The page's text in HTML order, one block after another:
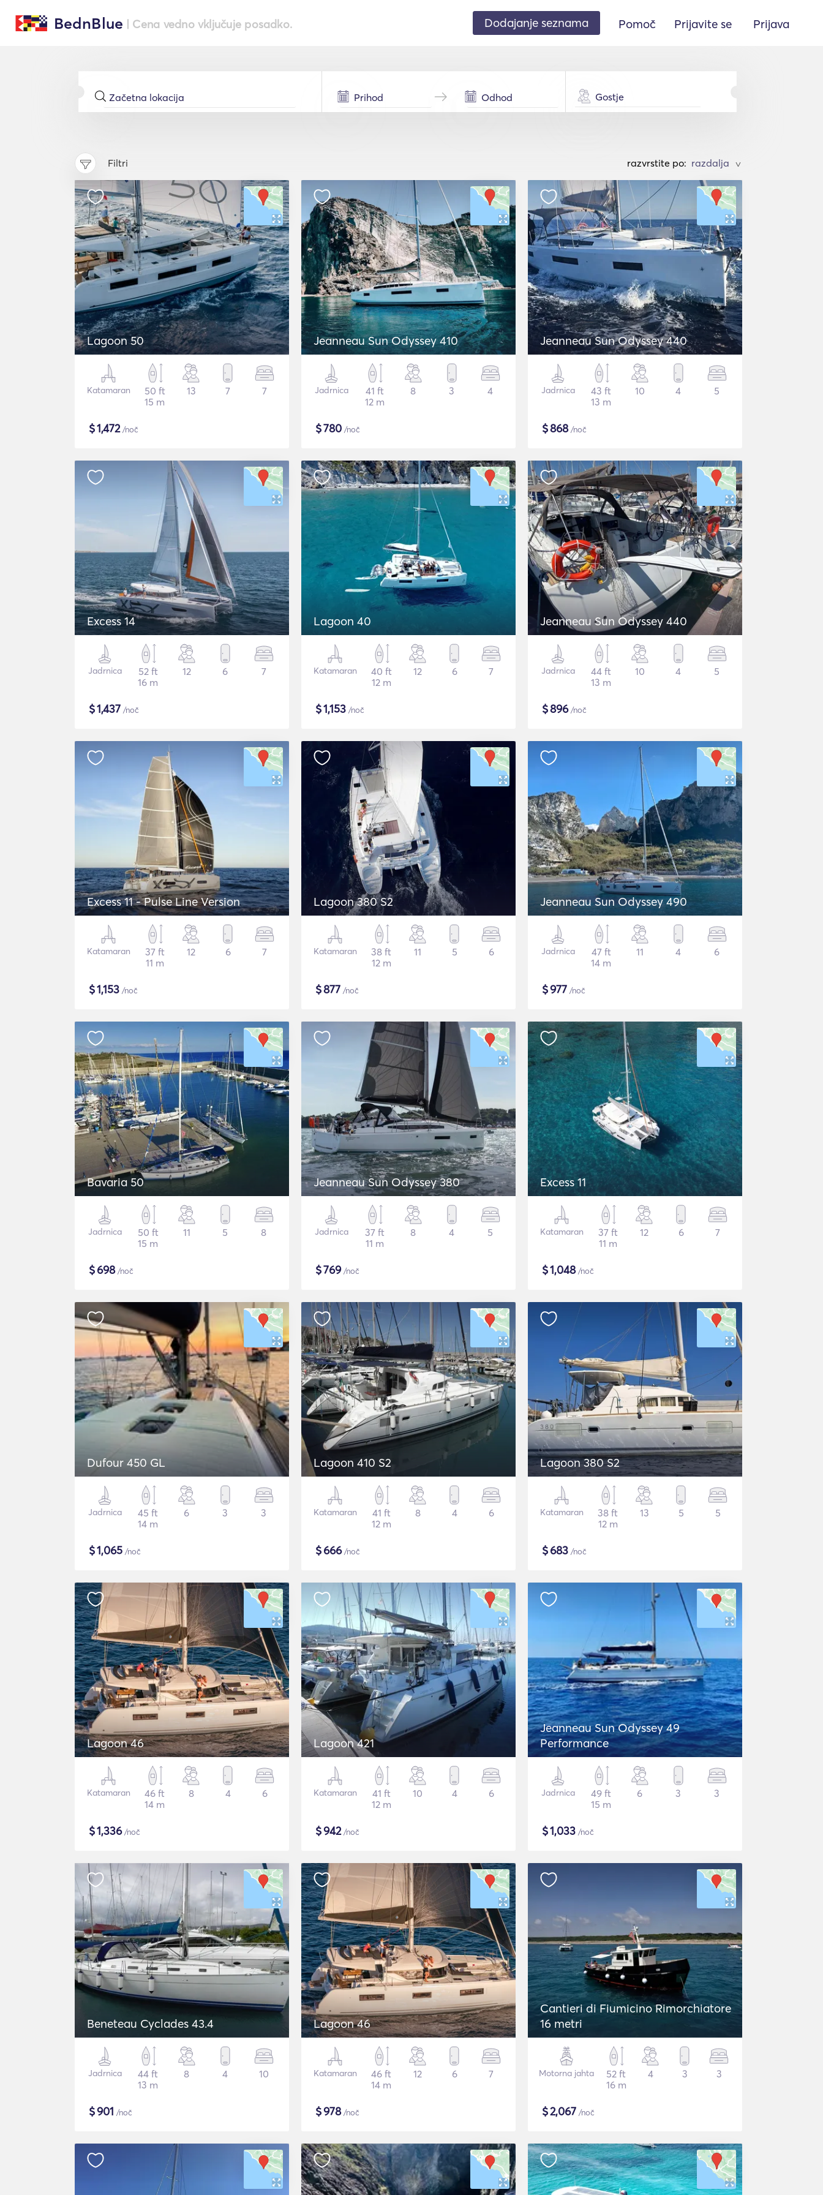
BednBlue | Cena vedno vključuje posadko. Dodajanje seznama Pomoč Prijavite se Prijava
Gostje
Filtri razvrstite po: >
Lagoon 50
Katamaran
50 ft
15 m
13 7 7
$1,472/noč
Jeanneau Sun Odyssey 410
Jadrnica
41 ft
12 m
8 3 4
$780 /noč
Jeanneau Sun Odyssey 440
Jadrnica
43 ft
13 m
10 4 5
$868/noč
Excess 14
Jadrnica
52 ft
16 m
12 6 7
$1,437 /noč
Lagoon 40
Katamaran
40 ft
12 m
12 6 7
$1,153 /noč
Jeanneau Sun Odyssey 440
Jadrnica
44 ft
13 m
10 4 5
$896/noč
Excess 11 - Pulse Line Version
Katamaran
37 ft
11 m
12 6 7
$1,153 /noč
Lagoon 380 S2
Katamaran
38 ft
12 m
11 5 6
$877 /noč
Jeanneau Sun Odyssey 490
Jadrnica
47 ft
14 m
11 4 6
$977 /noč
Bavaria 50
Jadrnica
50 ft
15 m
11 5 8
$698/noč
Jeanneau Sun Odyssey 380
Jadrnica
37 ft
11 m
8 4 5
$769/noč
Excess 11
Katamaran
37 ft
11 m
12 6 7
$1,048/noč
Dufour 450 GL
Jadrnica
45 ft
14 m
6 3 3
$1,065 /noč
Lagoon 410 S2
Katamaran
41 ft
12 m
8 4 6
$666/noč
Lagoon 380 S2
Katamaran
38 ft
12 m
13 5 5
$683 /noč
Lagoon 46
Katamaran
46 ft
14 m
8 4 6
$1,336/noč
Lagoon 421
Katamaran
41 ft
12 m
10 4 6
$942/noč
Jeanneau Sun Odyssey 49
Performance
Jadrnica
49 ft
15 m
6 3 3
$1,033 /noč
Beneteau Cyclades 43.4
Jadrnica
44 ft
13 m
8 4 10
$901 /noč
Lagoon 46
Katamaran
46 ft
14 m
12 6 7
$978/noč
Cantieri di Fiumicino Rimorchiatore
16 metri
Motorna jahta
52 ft
16 m
4 3 3
$2,067 /noč